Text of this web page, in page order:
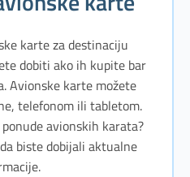
karte za destinaciju
dobiti ako ih kupite bar
Avionske karte možete
telefonom ili tabletom.
avionskih karata?
biste dobijali aktualne